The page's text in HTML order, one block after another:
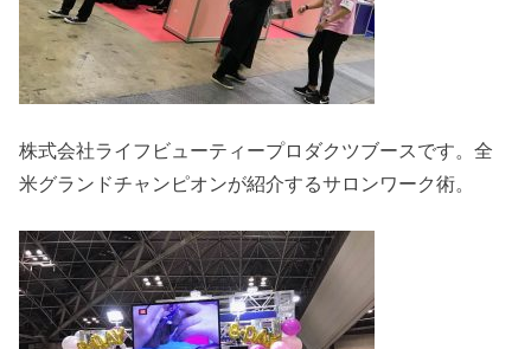
株式会社ライフビューティープロダクツブースです。全
米グランドチャンピオンが紹介するサロンワーク術。